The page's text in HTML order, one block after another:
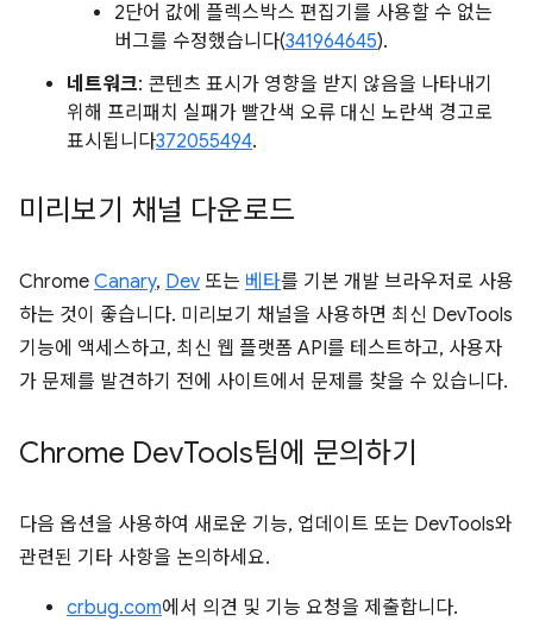
2단어 값에 플렉스박스 편집기를 사용할 수 없는
버그를 수정했습니다(341964645).
네트워크: 콘텐츠 표시가 영향을 받지 않음을 나타내기
위해 프리패치 실패가 빨간색 오류 대신 노란색 경고로
표시됩니다372055494.
미리보기 채널 다운로드
Chrome Canary, Dev 또는 베타를 기본 개발 브라우저로 사용
하는 것이 좋습니다. 미리보기 채널을 사용하면 최신 DevTools
기능에 액세스하고, 최신 웹 플랫폼 API를 테스트하고, 사용자
가 문제를 발견하기 전에 사이트에서 문제를 찾을 수 있습니다.
Chrome DevTools팀에 문의하기
다음 옵션을 사용하여 새로운 기능, 업데이트 또는 DevTools와
관련된 기타 사항을 논의하세요.
crbug.com에서 의견 및 기능 요청을 제출합니다.